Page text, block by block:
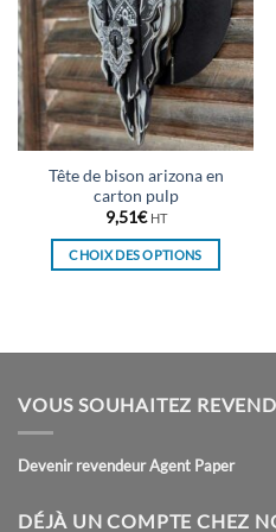
Tête de bison arizona en
carton pulp
9,51€ HT
CHOIX DES OPTIONS
plusieurs
Les
peuvent
VOUS SOUHAITEZ
Devenir revendeur Agent Paper
DÉJÀ UN COMPTE CHEZ